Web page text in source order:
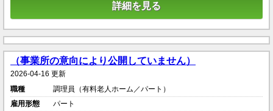
詳細を見る
（事業所の意向により公開していません）
2026-04-16 更新
職種
調理員（有料老人ホーム／パート）
雇用形態
パート